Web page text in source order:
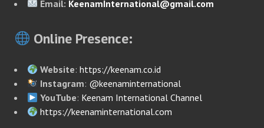
Email: KeenamInternational@gmail.com
Online Presence:
Website:https://keenam.co.id
Instagram: @keenaminternational
YouTube: Keenam International Channel
https://keenaminternational.com